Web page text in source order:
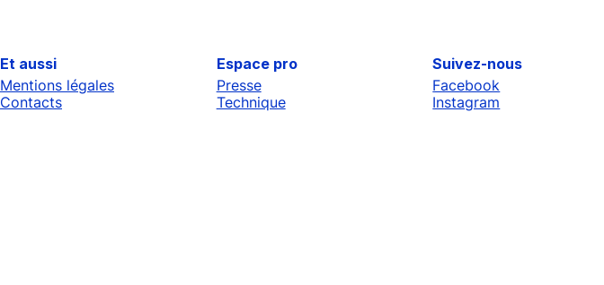
Et aussi
Mentions légales
Contacts
Espace pro
Presse
Technique
Suivez-nous
Facebook
Instagram